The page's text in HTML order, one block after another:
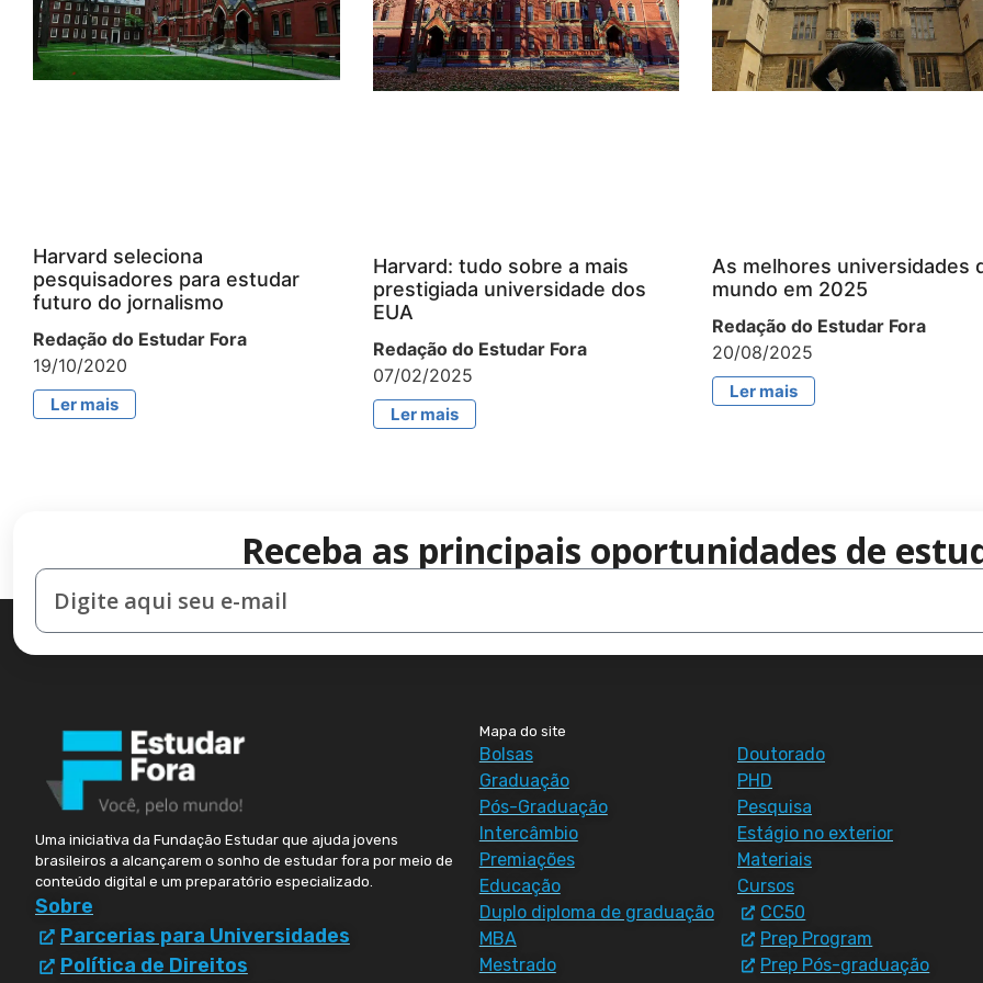
Harvard seleciona
pesquisadores para estudar
futuro do jornalismo
Redação do Estudar Fora
19/10/2020
Ler mais
Harvard: tudo sobre a mais
prestigiada universidade dos
EUA
Redação do Estudar Fora
07/02/2025
Ler mais
As melhores universidades
mundo em 2025
Redação do Estudar Fora
20/08/2025
Ler mais
Receba as principais oportunidades de
Uma iniciativa da Fundação Estudar que ajuda jovens
brasileiros a alcançarem o sonho de estudar fora por meio de
conteúdo digital e um preparatório especializado.
Sobre
Parcerias para Universidades
Política de Direitos
Mapa do site
Bolsas
Graduação
Pós-Graduação
Intercâmbio
Premiações
Educação
Duplo diploma de graduação
MBA
Mestrado
Doutorado
PHD
Pesquisa
Estágio no exterior
Materiais
Cursos
CC50
Prep Program
Prep Pós-graduação